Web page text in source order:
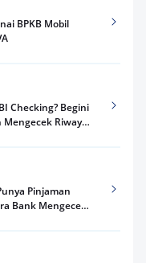
BPKB Mobil
Checking? Begini
Riwayat
Pinjaman
Bank Mengecek